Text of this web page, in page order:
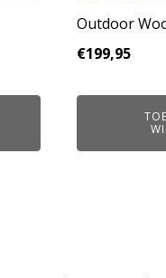
Outdoor
€199,95